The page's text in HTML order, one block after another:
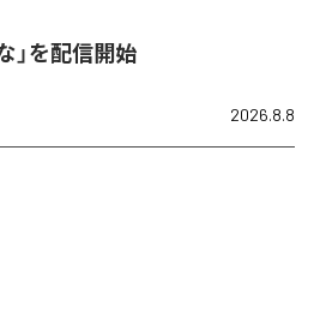
」を配信開始
2026.8.8